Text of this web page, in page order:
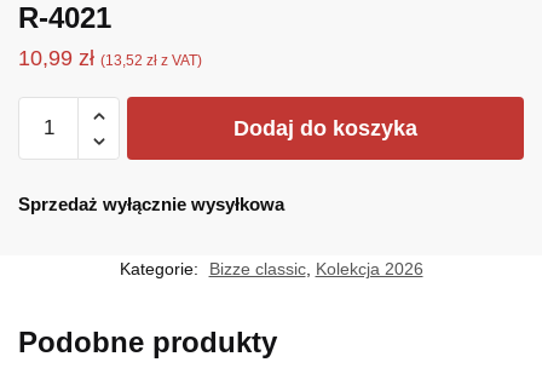
R-4021
10,99 zł (13,52 zł z VAT)
Dodaj do koszyka
Sprzedaż wyłącznie wysyłkowa
Kategorie: Bizze classic, Kolekcja 2026
Podobne produkty